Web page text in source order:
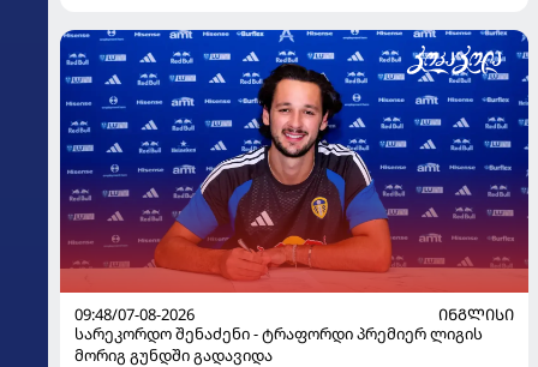
09:48/07-08-2026
ᲘᲜᲒᲚᲘᲡᲘ
სარეკორდო შენაძენი - ტრაფორდი პრემიერ ლიგის
მორიგ გუნდში გადავიდა